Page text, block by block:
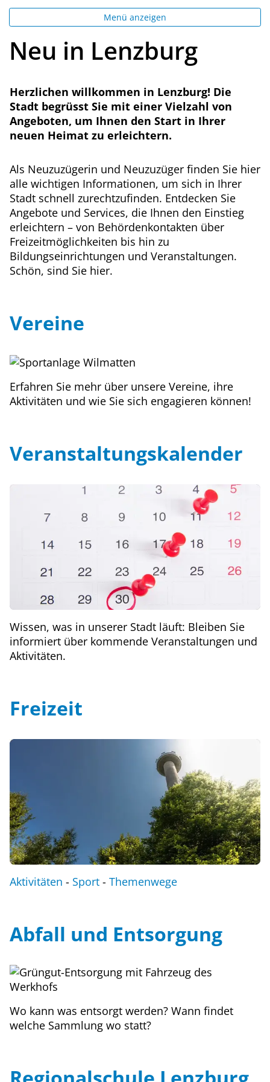
Menü anzeigen
Neu in Lenzburg
Herzlichen willkommen in Lenzburg! Die
Stadt begrüsst Sie mit einer Vielzahl von
Angeboten, um Ihnen den Start in Ihrer
neuen Heimat zu erleichtern.
Als Neuzuzügerin und Neuzuzüger finden Sie hier
alle wichtigen Informationen, um sich in Ihrer
Stadt schnell zurechtzufinden. Entdecken Sie
Angebote und Services, die Ihnen den Einstieg
erleichtern – von Behördenkontakten über
Freizeitmöglichkeiten bis hin zu
Bildungseinrichtungen und Veranstaltungen.
Schön, sind Sie hier.
Vereine
Erfahren Sie mehr über unsere Vereine, ihre
Aktivitäten und wie Sie sich engagieren können!
Veranstaltungskalender
Wissen, was in unserer Stadt läuft: Bleiben Sie
informiert über kommende Veranstaltungen und
Aktivitäten.
Freizeit
Aktivitäten - Sport - Themenwege
Abfall und Entsorgung
Wo kann was entsorgt werden? Wann findet
welche Sammlung wo statt?